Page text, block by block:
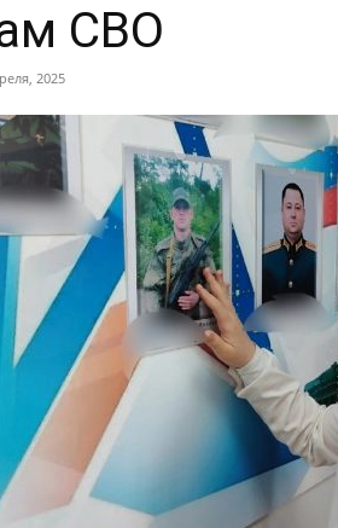
СВО
2025